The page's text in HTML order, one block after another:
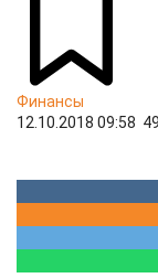
Финансы
12.10.2018 09:58